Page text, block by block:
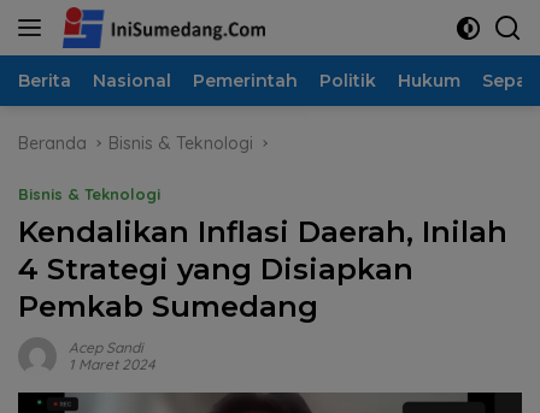
Langsung
Berita Nasional Pemerintah Politik Hukum
Beranda Bisnis & Teknologi
Bisnis & Teknologi
Kendalikan Inflasi Daerah, Inilah
4 Strategi yang Disiapkan
Pemkab Sumedang
Acep Sandi
1 Maret 2024